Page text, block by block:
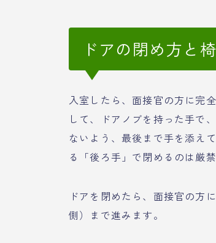
ドアの閉め方と
入室したら、面接官の方に完
して、ドアノブを持った手で
ないよう、最後まで手を添え
る「後ろ手」で閉めるのは厳禁
ドアを閉めたら、面接官の方
側）まで進みます。